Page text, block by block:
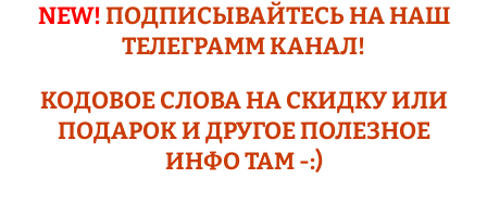
NEW!ПОДПИСЫВАЙТЕСЬ НА НАШ
ТЕЛЕГРАМM КАНАЛ!
КОДОВОЕ СЛОВА НА СКИДКУ ИЛИ
ПОДАРОК И ДРУГОЕПОЛЕЗНОЕ
ИНФО ТАМ -:)